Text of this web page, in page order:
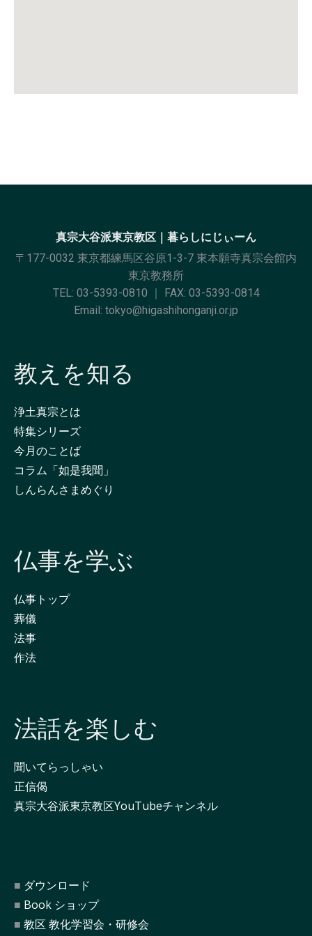
真宗大谷派東京教区｜暮らしにじぃーん
〒177-0032 東京都練馬区谷原1-3-7 東本願寺真宗会館内
東京教務所
TEL: 03-5393-0810 ｜ FAX: 03-5393-0814
Email: tokyo@higashihonganji.or.jp
教えを知る
浄土真宗とは
特集シリーズ
今月のことば
コラム「如是我聞」
しんらんさまめぐり
仏事を学ぶ
仏事トップ
葬儀
法事
作法
法話を楽しむ
聞いてらっしゃい
正信偈
真宗大谷派東京教区YouTubeチャンネル
ダウンロード
Book ショップ
教区 教化学習会・研修会